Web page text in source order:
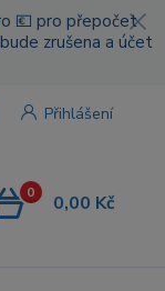
💶 pro přepočet
zrušena a účet
Přihlášení
0 0,00 Kč